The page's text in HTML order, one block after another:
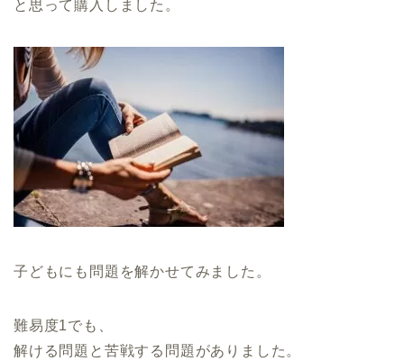
と思って購入しました。
子どもにも問題を解かせてみました。
難易度1でも、
解ける問題と苦戦する問題がありました。